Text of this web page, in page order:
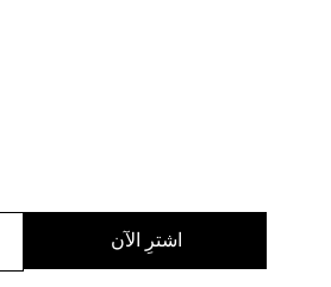
اشترِ الآن